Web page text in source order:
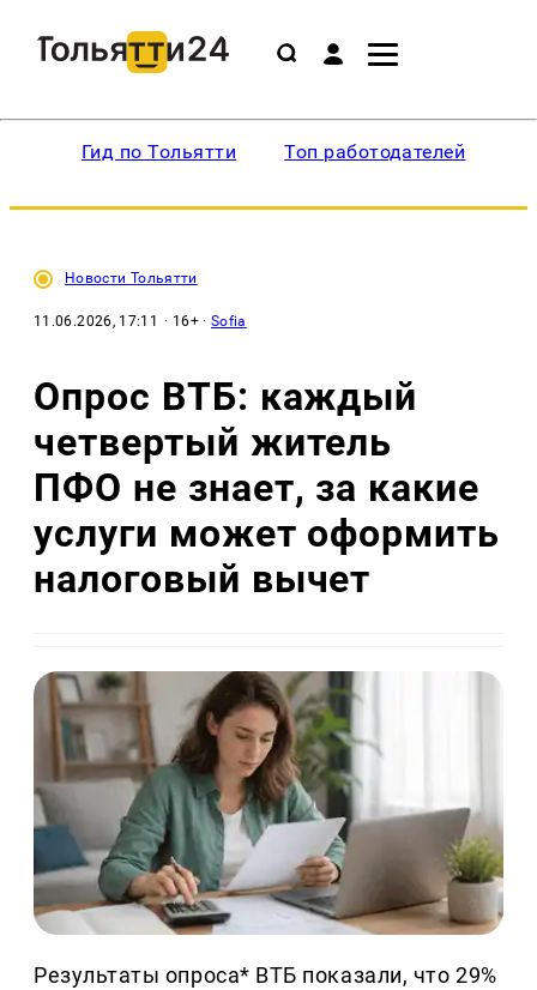
Гид по Тольятти Топ работодателей
Новости Тольятти
11.06.2026, 17:11 · 16+ ·Sofia
Опрос ВТБ: каждый
четвертый житель
ПФО не знает, за какие
услуги может оформить
налоговый вычет
Результаты опроса* ВТБ показали, что 29%